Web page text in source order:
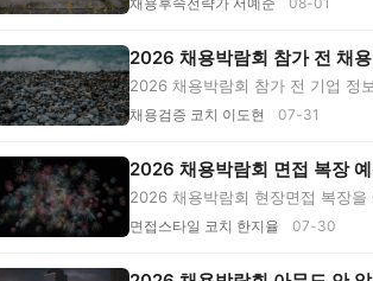
2026 채용박람회 참가 전 채
2026 채용박람회 참가 전 기업 정
체...
채용검증 코치 이도현 07-31
2026 채용박람회 면접 복장
2026 채용박람회 현장면접 복장
코...
면접스타일 코치 한지율 07-30